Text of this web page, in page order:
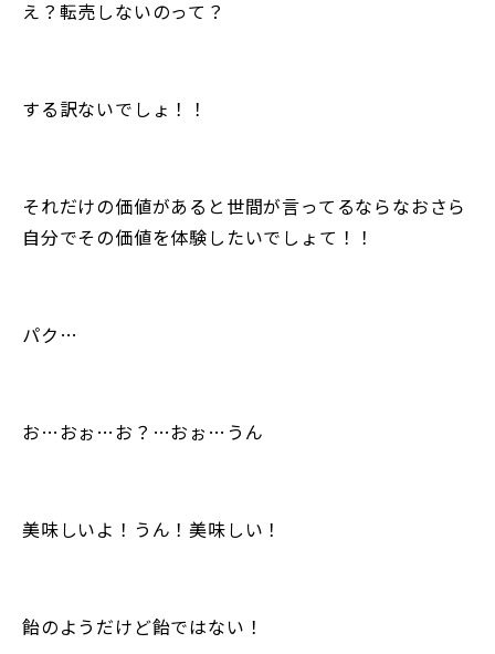
え？転売しないのって？
する訳ないでしょ！！
それだけの価値があると世間が言ってるならなおさら
自分でその価値を体験したいでしょて！！
パク…
お…おぉ…お？…おぉ…うん
美味しいよ！うん！美味しい！
飴のようだけど飴ではない！